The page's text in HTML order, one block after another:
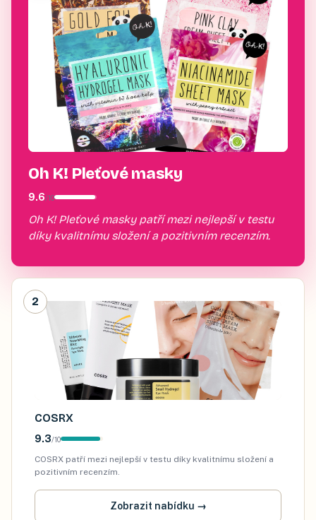
Oh K! Pleťové masky
9.6/10
Oh K! Pleťové masky patří mezi nejlepší v testu
díky kvalitnímu složení a pozitivním recenzím.
2
COSRX
9.3/10
COSRX patří mezi nejlepší v testu díky kvalitnímu složení a
pozitivním recenzím.
Zobrazit nabídku →